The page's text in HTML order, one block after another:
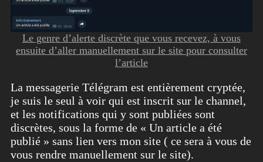
Le genre d’alerte discrète que vous recevez, à vous
ensuite d’aller manuellement sur le site pour consulter
l’article
La messagerie Télégram est entièrement cryptée,
je suis le seul à voir qui est inscrit sur le channel,
et les notifications qui y sont publiées sont
discrètes, sous la forme de « Un article a été
publié » sans lien vers mon site ( ce sera à vous de
vous rendre manuellement sur le site).